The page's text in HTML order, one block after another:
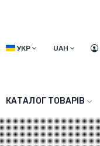
УКР UAH
КАТАЛОГ ТОВАРІВ